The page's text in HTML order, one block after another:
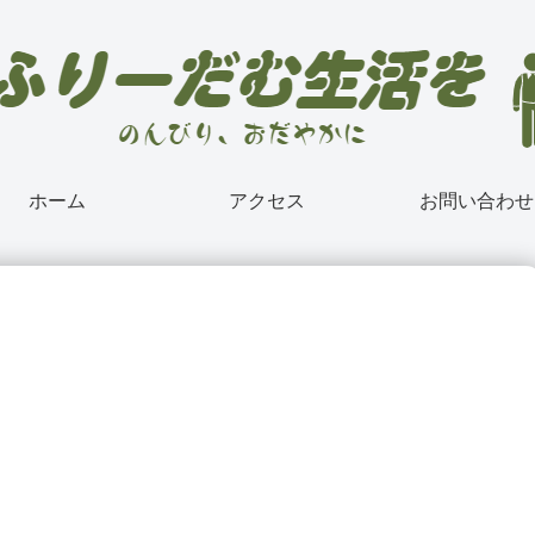
ホーム アクセス お問い合わせ